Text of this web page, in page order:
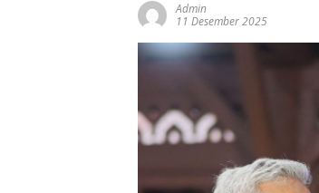
Admin
11 Desember 2025